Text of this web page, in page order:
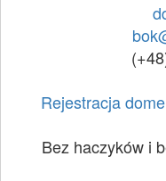
Rejestracja
Bez haczyków i